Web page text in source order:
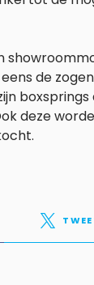
de
boxsprings
deze